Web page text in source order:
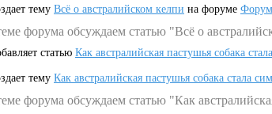
тему Всё о австралийском келпи на форуме
форума обсуждаем статью "Всё о
статью Как австралийская пастушья собака
тему Как австралийская пастушья собака стала
форума обсуждаем статью "Как